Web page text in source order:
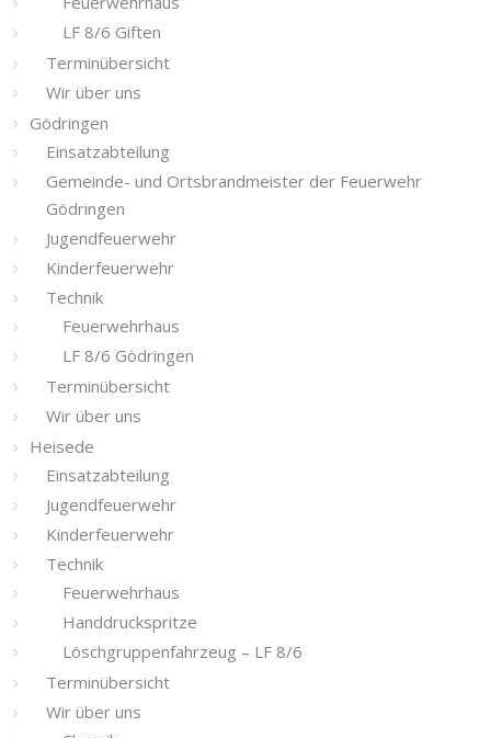
LF 8/6 Giften
Terminübersicht
Wir über uns
Gödringen
Einsatzabteilung
Gemeinde- und Ortsbrandmeister der Feuerwehr
Gödringen
Jugendfeuerwehr
Kinderfeuerwehr
Technik
Feuerwehrhaus
LF 8/6 Gödringen
Terminübersicht
Wir über uns
Heisede
Einsatzabteilung
Jugendfeuerwehr
Kinderfeuerwehr
Technik
Feuerwehrhaus
Handdruckspritze
Löschgruppenfahrzeug – LF 8/6
Terminübersicht
Wir über uns